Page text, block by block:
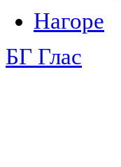
Нагоре
БГ Глас